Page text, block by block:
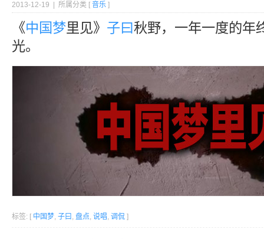
2013-12-19 | 所属分类 [ 音乐 ]
《中国梦里见》 子曰秋野，一年一度的年
光。
标签: [ 中国梦, 子曰 , 盘点, 说唱, 调侃 ]